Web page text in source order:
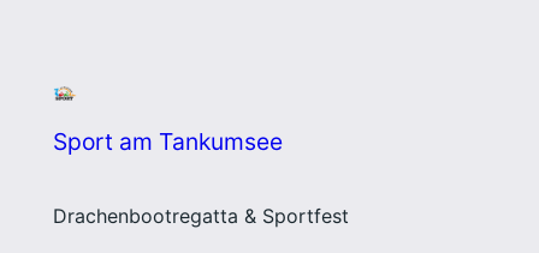
Sport am Tankumsee
Drachenbootregatta & Sportfest